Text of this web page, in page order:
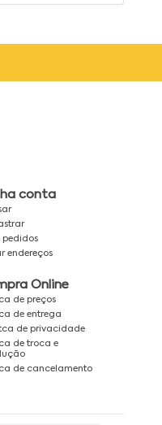
conta
pedidos
endereços
Online
de preços
de entrega
de privacidade
de troca e
de cancelamento